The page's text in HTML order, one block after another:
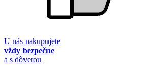
U nás nakupujete
vždy bezpečne
a s dôverou